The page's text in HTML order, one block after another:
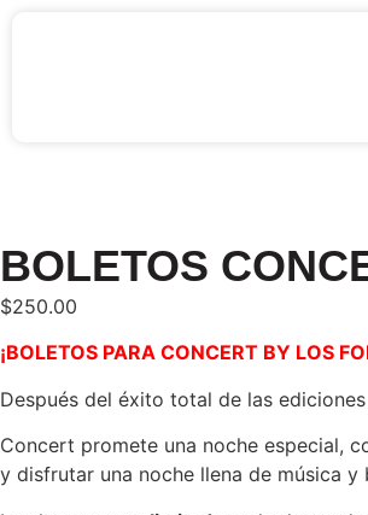
BOLETOS
$250.00
¡BOLETOS PARA CONCERT BY LOS
Después del éxito total de las
Concert promete una noche especial,
y disfrutar una noche llena de música y